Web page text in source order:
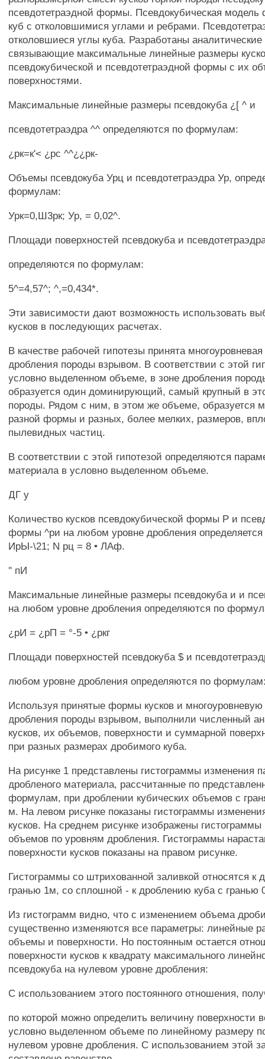
псевдотетраэдной формы. Псевдокубическая модель
куб с отколовшимися углами и ребрами.
отколовшиеся углы куба. Разработаны
связывающие максимальные линейные размеры
псевдокубической и псевдотетраэдной формы с их
поверхностями.
Максимальные линейные размеры псевдокуба ¿[ ^ и
псевдотетраэдра ^^ определяются по формулам:
¿рк=к'< ¿рс ^^¿¿рк-
Объемы псевдокуба Урц и псевдотетраэдра Ур,
формулам:
Урк=0,Ш3рк; Ур, = 0,02^.
Площади поверхностей псевдокуба и
определяются по формулам:
5^=4,57^; ^,=0,434*.
Эти зависимости дают возможность использовать
кусков в последующих расчетах.
В качестве рабочей гипотезы принята многоуровневая
дробления породы взрывом. В соответствии с этой
условно выделенном объеме, в зоне дробления
образуется один доминирующий, самый крупный в
породы. Рядом с ним, в этом же объеме, образуется
разной формы и разных, более мелких, размеров,
пылевидных частиц.
В соответствии с этой гипотезой определяются
материала в условно выделенном объеме.
ДГ у
Количество кусков псевдокубической формы Р и
формы ^ри на любом уровне дробления
ИрЫ-\21; N рц = 8 • ЛАф.
" пИ
Максимальные линейные размеры псевдокуба и и
на любом уровне дробления определяются по
¿рИ = ¿рП = °-5 • ¿ркг
Площади поверхностей псевдокуба $ и
любом уровне дробления определяются по
Используя принятые формы кусков и многоуровневую
дробления породы взрывом, выполнили численный
кусков, их объемов, поверхности и суммарной
при разных размерах дробимого куба.
На рисунке 1 представлены гистограммы изменения
дробленого материала, рассчитанные по
формулам, при дроблении кубических объемов с
м. На левом рисунке показаны гистограммы
кусков. На среднем рисунке изображены гистограммы
объемов по уровням дробления. Гистограммы
поверхности кусков показаны на правом рисунке.
Гистограммы со штрихованной заливкой относятся к
гранью 1м, со сплошной - к дроблению куба с гранью
Из гистограмм видно, что с изменением объема
существенно изменяются все параметры: линейные
объемы и поверхности. Но постоянным остается
поверхности кусков к квадрату максимального
псевдокуба на нулевом уровне дробления:
С использованием этого постоянного отношения,
по которой можно определить величину поверхности
условно выделенном объеме по линейному размеру
нулевом уровне дробления. С использованием этой